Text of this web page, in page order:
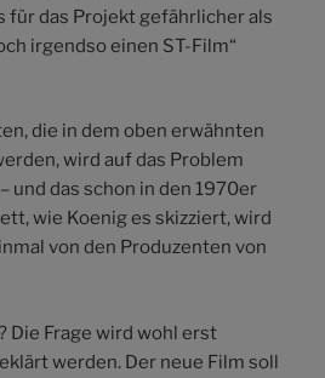
für das Projekt gefährlicher als
irgendso einen ST-Film“
die in dem oben erwähnten
wird auf das Problem
und das schon in den 1970er
wie Koenig es skizziert, wird
von den Produzenten von
Die Frage wird wohl erst
werden. Der neue Film soll